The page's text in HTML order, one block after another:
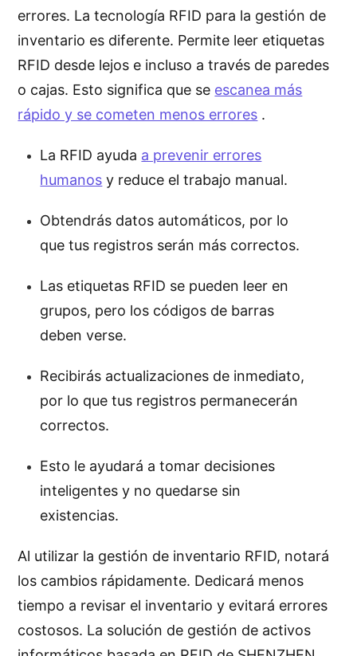
errores. La tecnología RFID para la gestión de
inventario es diferente. Permite leer etiquetas
RFID desde lejos e incluso a través de paredes
o cajas. Esto significa que se escanea más
rápido y se cometen menos errores .
La RFID ayuda a prevenir errores
humanos y reduce el trabajo manual.
Obtendrás datos automáticos, por lo
que tus registros serán más correctos.
Las etiquetas RFID se pueden leer en
grupos, pero los códigos de barras
deben verse.
Recibirás actualizaciones de inmediato,
por lo que tus registros permanecerán
correctos.
Esto le ayudará a tomar decisiones
inteligentes y no quedarse sin
existencias.
Al utilizar la gestión de inventario RFID, notará
los cambios rápidamente. Dedicará menos
tiempo a revisar el inventario y evitará errores
costosos. La solución de gestión de activos